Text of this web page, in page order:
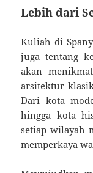
Lebih dari
Kuliah di
juga tentang
akan
arsitektur
Dari kota
hingga kota
setiap wilayah
memperkaya